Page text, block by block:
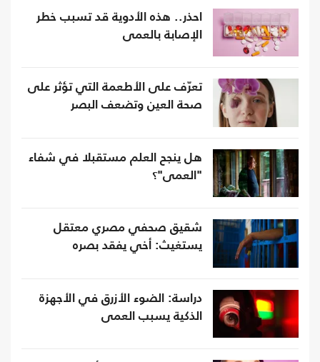
احذر.. هذه الأدوية قد تسبب خطر
الإصابة بالعمى
تعرّف على الأطعمة التي تؤثر على
صحة العين وتضعف البصر
هل ينجح العلم مستقبلا في شفاء
"العمى"؟
شقيق صحفي مصري معتقل
يستغيث: أخي يفقد بصره
دراسة: الضوء الأزرق في الأجهزة
الذكية يسبب العمى